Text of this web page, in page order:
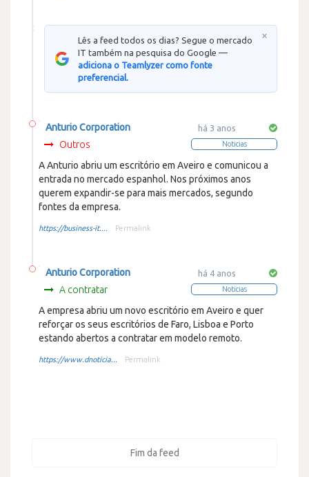
Lês a feed todos os dias? Segue o mercado
IT também na pesquisa do Google —
adiciona o Teamlyzer como fonte
preferencial.
×
há 3 anos
Noticias
Anturio Corporation
Outros
A Anturio abriu um escritório em Aveiro e comunicou a
entrada no mercado espanhol. Nos próximos anos
querem expandir-se para mais mercados, segundo
fontes da empresa.
https://business-it.... Permalink
há 4 anos
Noticias
Anturio Corporation
A contratar
A empresa abriu um novo escritório em Aveiro e quer
reforçar os seus escritórios de Faro, Lisboa e Porto
estando abertos a contratar em modelo remoto.
https://www.dnoticia... Permalink
Fim da feed